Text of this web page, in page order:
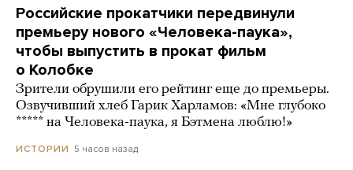
Российские прокатчики передвинули
премьеру нового «Человека-паука»,
чтобы выпустить в прокат фильм
о Колобке
Зрители обрушили его рейтинг еще до премьеры.
Озвучивший хлеб Гарик Харламов: «Мне глубоко
***** на Человека-паука, я Бэтмена люблю!»
ИСТОРИИ 5 часов назад